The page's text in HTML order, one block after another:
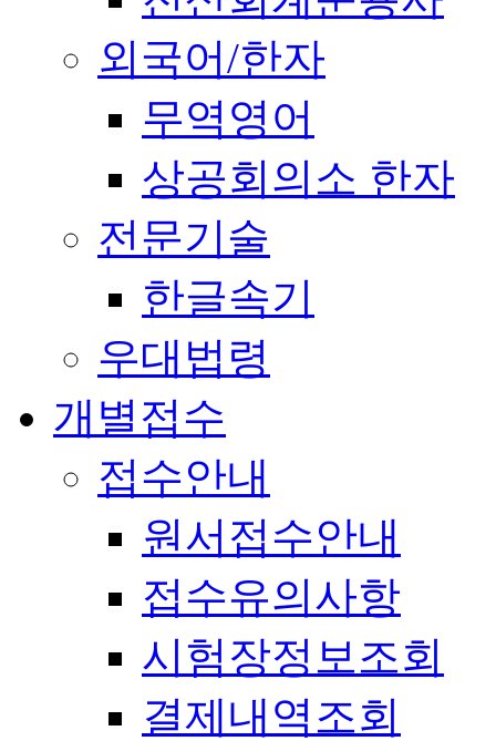
외국어/한자
무역영어
상공회의소 한자
전문기술
한글속기
우대법령
개별접수
접수안내
원서접수안내
접수유의사항
시험장정보조회
결제내역조회